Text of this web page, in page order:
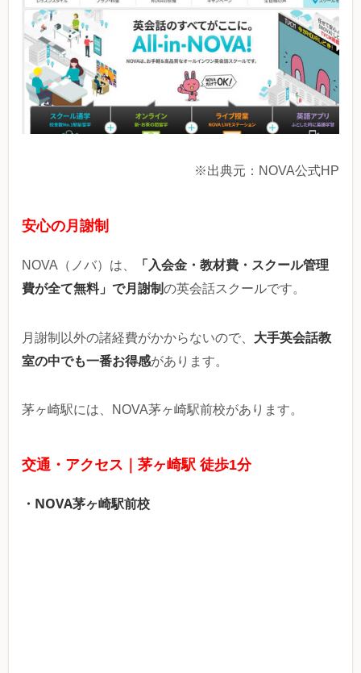
※出典元：NOVA公式HP
安心の月謝制
NOVA（ノバ）は、
「入会金・教材費・スクール管理
費が全て無料」で月謝制の英会話スクールです。
月謝制以外の諸経費がかからないので、 大手英会話教
室の中でも一番お得感があります。
茅ヶ崎駅には、NOVA茅ヶ崎駅前校があります。
交通・アクセス｜茅ヶ崎駅 徒歩1分
・NOVA茅ヶ崎駅前校